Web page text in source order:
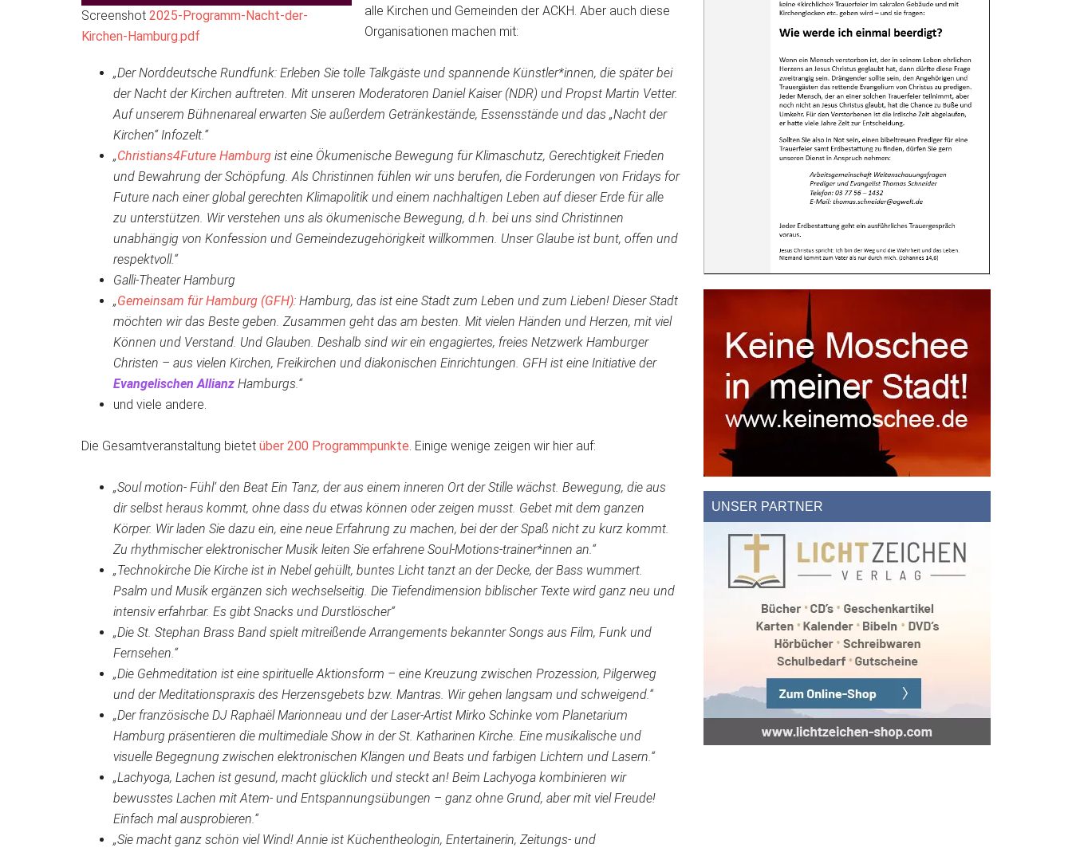
Screenshot 2025-Programm-Nacht-der-
Kirchen-Hamburg.pdf
alle Kirchen und Gemeinden der ACKH. Aber auch diese
Organisationen machen mit:
„Der Norddeutsche Rundfunk: Erleben Sie tolle Talkgäste und spannende Künstler*innen, die später bei
der Nacht der Kirchen auftreten. Mit unseren Moderatoren Daniel Kaiser (NDR) und Propst Martin Vetter.
Auf unserem Bühnenareal erwarten Sie außerdem Getränkestände, Essensstände und das „Nacht der
Kirchen“ Infozelt.“
„Christians4Future Hamburg ist eine Ökumenische Bewegung für Klimaschutz, Gerechtigkeit Frieden
und Bewahrung der Schöpfung. Als Christinnen fühlen wir uns berufen, die Forderungen von Fridays for
Future nach einer global gerechten Klimapolitik und einem nachhaltigen Leben auf dieser Erde für alle
zu unterstützen. Wir verstehen uns als ökumenische Bewegung, d.h. bei uns sind Christinnen
unabhängig von Konfession und Gemeindezugehörigkeit willkommen. Unser Glaube ist bunt, offen und
respektvoll.“
Galli-Theater Hamburg
„Gemeinsam für Hamburg (GFH): Hamburg, das ist eine Stadt zum Leben und zum Lieben! Dieser Stadt
möchten wir das Beste geben. Zusammen geht das am besten. Mit vielen Händen und Herzen, mit viel
Können und Verstand. Und Glauben. Deshalb sind wir ein engagiertes, freies Netzwerk Hamburger
Christen – aus vielen Kirchen, Freikirchen und diakonischen Einrichtungen. GFH ist eine Initiative der
Evangelischen Allianz Hamburgs.“
und viele andere.
Die Gesamtveranstaltung bietet über 200 Programmpunkte. Einige wenige zeigen wir hier auf:
„Soul motion- Fühl‘ den Beat Ein Tanz, der aus einem inneren Ort der Stille wächst. Bewegung, die aus
dir selbst heraus kommt, ohne dass du etwas können oder zeigen musst. Gebet mit dem ganzen
Körper. Wir laden Sie dazu ein, eine neue Erfahrung zu machen, bei der der Spaß nicht zu kurz kommt.
Zu rhythmischer elektronischer Musik leiten Sie erfahrene Soul-Motions-trainer*innen an.“
„Technokirche Die Kirche ist in Nebel gehüllt, buntes Licht tanzt an der Decke, der Bass wummert.
Psalm und Musik ergänzen sich wechselseitig. Die Tiefendimension biblischer Texte wird ganz neu und
intensiv erfahrbar. Es gibt Snacks und Durstlöscher“
„Die St. Stephan Brass Band spielt mitreißende Arrangements bekannter Songs aus Film, Funk und
Fernsehen.“
„Die Gehmeditation ist eine spirituelle Aktionsform – eine Kreuzung zwischen Prozession, Pilgerweg
und der Meditationspraxis des Herzensgebets bzw. Mantras. Wir gehen langsam und schweigend.“
„Der französische DJ Raphaël Marionneau und der Laser-Artist Mirko Schinke vom Planetarium
Hamburg präsentieren die multimediale Show in der St. Katharinen Kirche. Eine musikalische und
visuelle Begegnung zwischen elektronischen Klängen und Beats und farbigen Lichtern und Lasern.“
„Lachyoga, Lachen ist gesund, macht glücklich und steckt an! Beim Lachyoga kombinieren wir
bewusstes Lachen mit Atem- und Entspannungsübungen – ganz ohne Grund, aber mit viel Freude!
Einfach mal ausprobieren.“
„Sie macht ganz schön viel Wind! Annie ist Küchentheologin, Entertainerin, Zeitungs- und
UNSER PARTNER